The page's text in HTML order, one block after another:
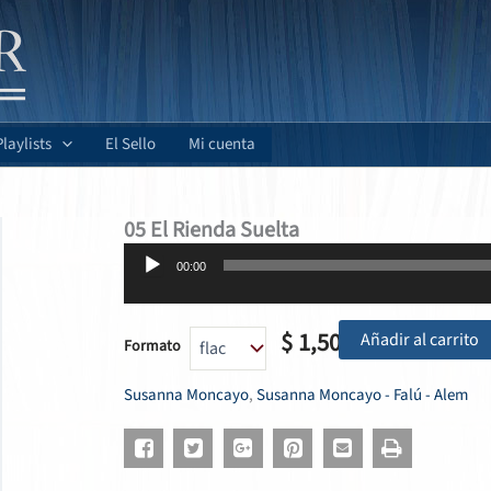
El Sello Mi cuenta
05 El Rienda Suelta
Reproductor
00:00
Formato $1,50 Añadir al carrito
Susanna Moncayo,Susanna Moncayo - Falú - Alem